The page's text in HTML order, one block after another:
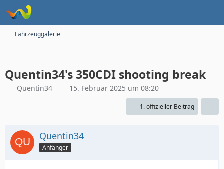
Fahrzeuggalerie
Quentin34's 350CDI shooting break
Quentin34 15. Februar 2025 um 08:20
1. offizieller Beitrag
Quentin34
Anfänger